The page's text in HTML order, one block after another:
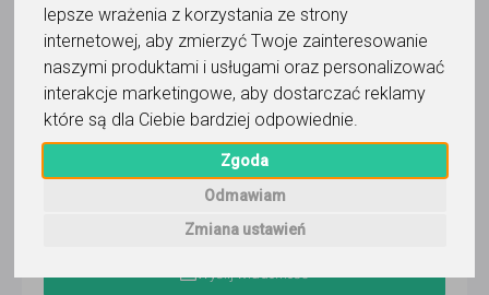
lepsze wrażenia z korzystania ze strony
internetowej, aby zmierzyć Twoje zainteresowanie
naszymi produktami i usługami oraz personalizować
interakcje marketingowe, aby dostarczać reklamy
które są dla Ciebie bardziej odpowiednie
Zgoda
Odmawiam
Zmiana ustawień
Wyślij wiadomość